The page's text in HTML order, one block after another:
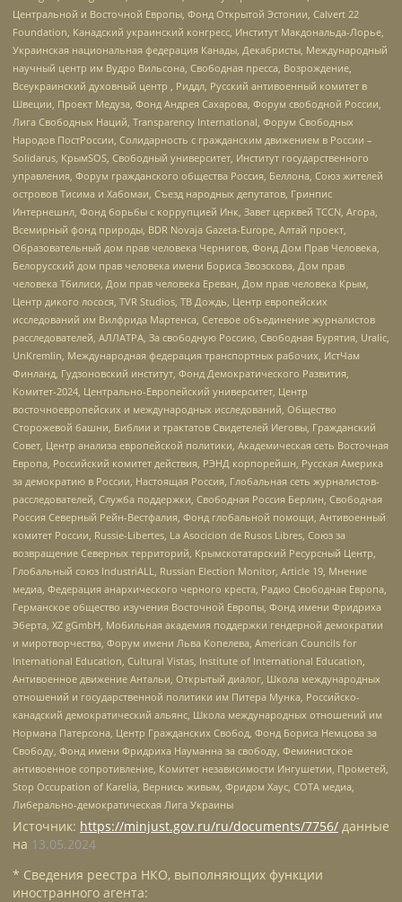
Центральной и Восточной Европы, Фонд Открытой Эстонии, Calvert 22
Foundation, Канадский украинский конгресс, Институт Макдональда-Лорье,
Украинская национальная федерация Канады, Декабристы, Международный
научный центр им Вудро Вильсона, Свободная пресса, Возрождение,
Всеукраинский духовный центр , Риддл, Русский антивоенный комитет в
Швеции, Проект Медуза, Фонд Андрея Сахарова, Форум свободной России,
Лига Свободных Наций, Transparеncy International, Форум Свободных
Народов ПостРоссии, Солидарность с гражданским движением в России –
Solidarus, КрымSOS, Свободный университет, Институт государственного
управления, Форум гражданского общества Россия, Беллона, Союз жителей
островов Тисима и Хабомаи, Съезд народных депутатов, Гринпис
Интернешнл, Фонд борьбы с коррупцией Инк, Завет церквей TCCN, Агора,
Всемирный фонд природы, BDR Novaja Gazeta-Europe, Алтай проект,
Образовательный дом прав человека Чернигов, Фонд Дом Прав Человека,
Белорусский дом прав человека имени Бориса Звозскова, Дом прав
человека Тбилиси, Дом прав человека Ереван, Дом прав человека Крым,
Центр дикого лосося, TVR Studios, ТВ Дождь, Центр европейских
исследований им Вилфрида Мартенса, Сетевое объединение журналистов
расследователей, АЛЛАТРА, За свободную Россию, Свободная Бурятия, Uralic,
UnKremlin, Международная федерация транспортных рабочих, ИстЧам
Финланд, Гудзоновский институт, Фонд Демократического Развития,
Комитет-2024, Центрально-Европейский университет, Центр
восточноевропейских и международных исследований, Общество
Сторожевой башни, Библии и трактатов Свидетелей Иеговы, Гражданский
Совет, Центр анализа европейской политики, Академическая сеть Восточная
Европа, Российский комитет действия, РЭНД корпорейшн, Русская Америка
за демократию в России, Настоящая Россия, Глобальная сеть журналистов-
расследователей, Служба поддержки, Свободная Россия Берлин, Свободная
Россия Северный Рейн-Вестфалия, Фонд глобальной помощи, Антивоенный
комитет России, Russie-Libertes, La Asocicion de Rusos Libres, Союз за
возвращение Северных территорий, Крымскотатарский Ресурсный Центр,
Глобальный союз IndustriALL, Russian Election Monitor, Article 19, Мнение
медиа, Федерация анархического черного креста, Радио Свободная Европа,
Германское общество изучения Восточной Европы, Фонд имени Фридриха
Эберта, XZ gGmbH, Мобильная академия поддержки гендерной демократии
и миротворчества, Форум имени Льва Копелева, American Councils for
International Education, Cultural Vistas, Institute of International Education,
Антивоенное движение Антальи, Открытый диалог, Школа международных
отношений и государственной политики им Питера Мунка, Российско-
канадский демократический альянс, Школа международных отношений им
Нормана Патерсона, Центр Гражданских Свобод, Фонд Бориса Немцова за
Свободу, Фонд имени Фридриха Науманна за свободу, Феминистское
антивоенное сопротивление, Комитет независимости Ингушетии, Прометей,
Stop Occupation of Karelia, Вернись живым, Фридом Хаус, СОТА медиа,
Либерально-демократическая Лига Украины
Источник: https://minjust.gov.ru/ru/documents/7756/ данные
на 13.05.2024
* Сведения реестра НКО, выполняющих функции
иностранного агента: